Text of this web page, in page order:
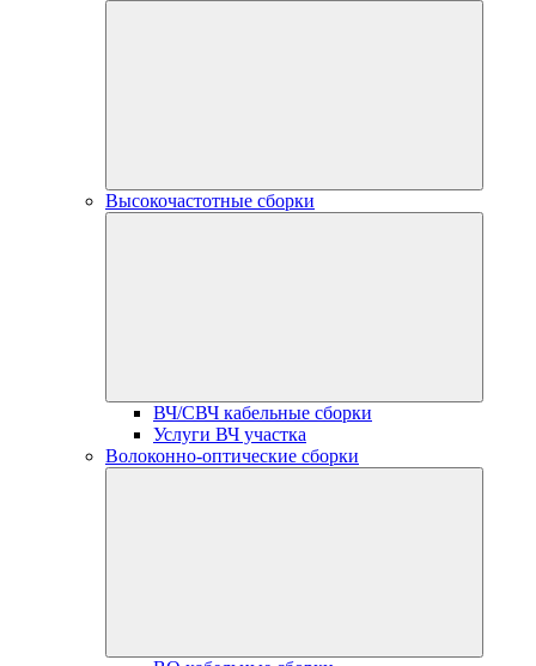
Высокочастотные сборки
ВЧ/СВЧ кабельные сборки
Услуги ВЧ участка
Волоконно-оптические сборки